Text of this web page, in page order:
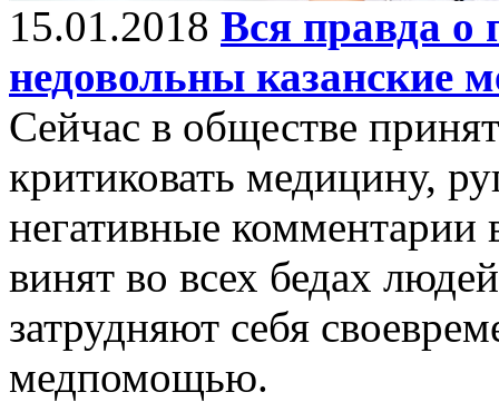
15.01.2018 Вся правда о
недовольны казанские
Сейчас в обществе
критиковать медицину,
негативные
винят во всех бедах
затрудняют себя
медпомощью.